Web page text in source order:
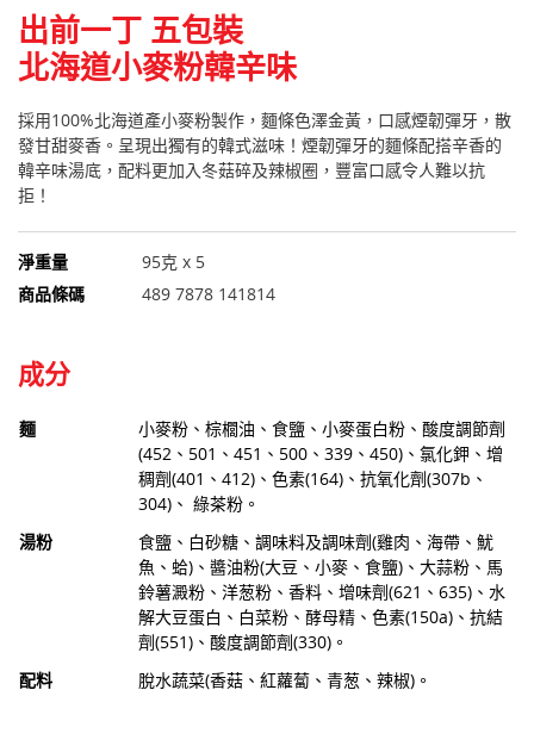
出前一丁 五包裝
北海道小麥粉韓辛味
採用100%北海道產小麥粉製作，麵條色澤金黃，口感煙韌彈牙，散
發甘甜麥香。呈現出獨有的韓式滋味！煙韌彈牙的麵條配搭辛香的
韓辛味湯底，配料更加入冬菇碎及辣椒圈​，豐富口感令人難以抗
拒！
淨重量
95克 x 5
商品條碼
489 7878 141814
成分
麵
小麥粉、棕櫚油、食鹽、小麥蛋白粉、酸度調節劑
(452、501、451、500、339、450)、氯化鉀、增
稠劑(401、412)、色素(164)、抗氧化劑(307b、
304)、 綠茶粉。
湯粉
食鹽、白砂糖、調味料及調味劑(雞肉、海帶、魷
魚、蛤)、醬油粉(大豆、小麥、食鹽)、大蒜粉、馬
鈴薯澱粉、洋葱粉、香料、增味劑(621、635)、水
解大豆蛋白、白菜粉、酵母精、色素(150a)、抗結
劑(551)、酸度調節劑(330)。
配料
脫水蔬菜(香菇、紅蘿蔔、青葱、辣椒)。